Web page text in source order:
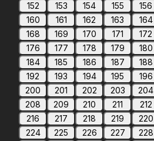
152
153 154 155 156
160
161 162 163 164
168
169 170 171 172
176
177 178 179 180
184
185 186 187 188
192
193 194 195 196
200
201 202 203 204
208
209 210 211 212
216
217 218 219 220
224
225 226 227 228